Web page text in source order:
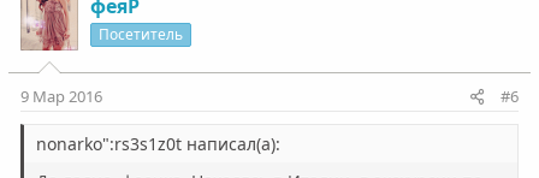
(диацетилморфин), массой 1,38 грамма; сверток из
глянцевой бумаги, содержащий порошкообразное
вещество светлого цвета, являющееся согласно
физико-химической экспертизы смесью, в составе
которой входит героин ( диацетилморфин) массой 2,13
грамма. Общая масса, изъятого у А.А.А. наркотического
средства составила 3, 58 грамма, что является
феяР
Посетитель
9 Мар 2016 #6
nonarko":rs3s1z0t написал(а):